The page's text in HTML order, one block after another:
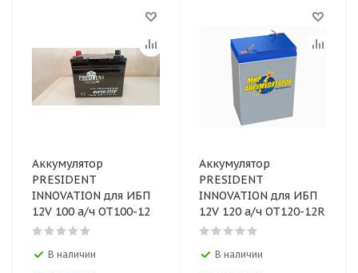
Аккумулятор
PRESIDENT
INNOVATION для ИБП
12V 100 а/ч ОТ100-12
В наличии
Аккумулятор
PRESIDENT
INNOVATION для ИБП
12V 120 а/ч ОТ120-12R
В наличии